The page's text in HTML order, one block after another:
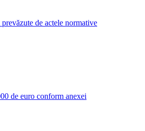
de actele normative
de euro conform anexei